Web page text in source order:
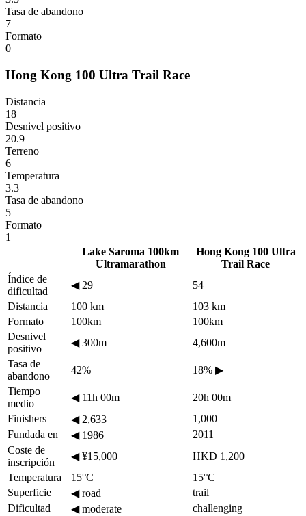
Tasa de abandono
7
Formato
0
Hong Kong 100 Ultra Trail Race
Distancia
18
Desnivel positivo
20.9
Terreno
6
Temperatura
3.3
Tasa de abandono
5
Formato
1
Lake Saroma 100km
Ultramarathon
Hong Kong 100 Ultra
Trail Race
Índice de
dificultad
◀29
54
Distancia
100 km
103 km
Formato
100km
100km
Desnivel
positivo
◀300m
4,600m
Tasa de
abandono
42% 18% ▶
Tiempo
medio
◀11h 00m
20h 00m
Finishers
◀2,633
1,000
Fundada en
◀1986
2011
Coste de
inscripción
◀¥15,000
HKD 1,200
Temperatura
15°C
15°C
Superficie
◀road
trail
Dificultad
◀moderate
challenging